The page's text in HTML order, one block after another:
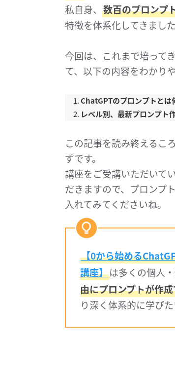
私自身、 数百のプロンプ
特徴を体系化してきました
今回は、これまで培って
て、以下の内容をわかり
ChatGPTのプロンプトとは
レベル別、最新プロンプト
この記事を読み終えるこ
ずです。
講座をご受講いただいて
だきますので、プロンプ
入れてみてくださいね。
【0から始める
講座】は多くの個人
由にプロンプトが作
り深く体系的に学び